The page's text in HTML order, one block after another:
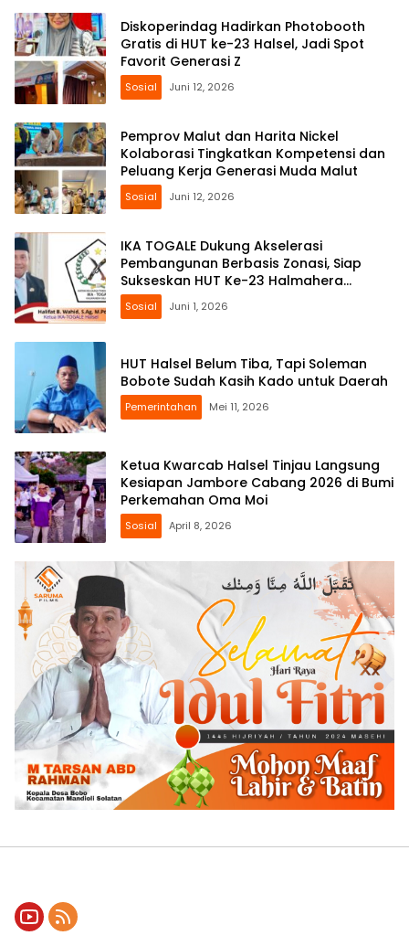
Diskoperindag Hadirkan Photobooth
Gratis di HUT ke-23 Halsel, Jadi Spot
Favorit Generasi Z
Sosial Juni 12, 2026
Pemprov Malut dan Harita Nickel
Kolaborasi Tingkatkan Kompetensi dan
Peluang Kerja Generasi Muda Malut
Sosial Juni 12, 2026
IKA TOGALE Dukung Akselerasi
Pembangunan Berbasis Zonasi, Siap
Sukseskan HUT Ke-23 Halmahera
Selatan
Sosial Juni 1, 2026
HUT Halsel Belum Tiba, Tapi Soleman
Bobote Sudah Kasih Kado untuk Daerah
Pemerintahan Mei 11, 2026
Ketua Kwarcab Halsel Tinjau Langsung
Kesiapan Jambore Cabang 2026 di Bumi
Perkemahan Oma Moi
Sosial April 8, 2026